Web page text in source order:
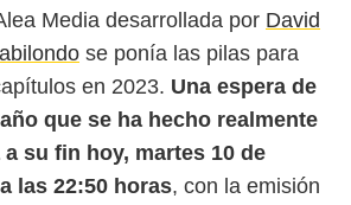
Media desarrollada por David
se ponía las pilas para
en 2023. Una espera de
que se ha hecho realmente
su fin hoy, martes 10 de
las 22:50 horas, con la emisión